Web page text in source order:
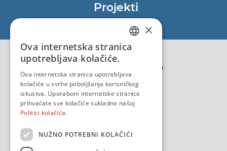
Projekti
EU - Projekt Core
EU - EU/IPA Projekt JASPPer
EU - Projekt NauTour
Politika kvalitete
CROATIAN
×
Ova internetska stranica
upotrebljava kolačiće.
Ova internetska stranica upotrebljava
kolačiće u svrhe poboljšanja korisničkog
iskustva. Uporabom internetske stranice
prihvaćate sve kolačiće sukladno našoj
Politici kolačića.
NUŽNO POTREBNI KOLAČIĆI